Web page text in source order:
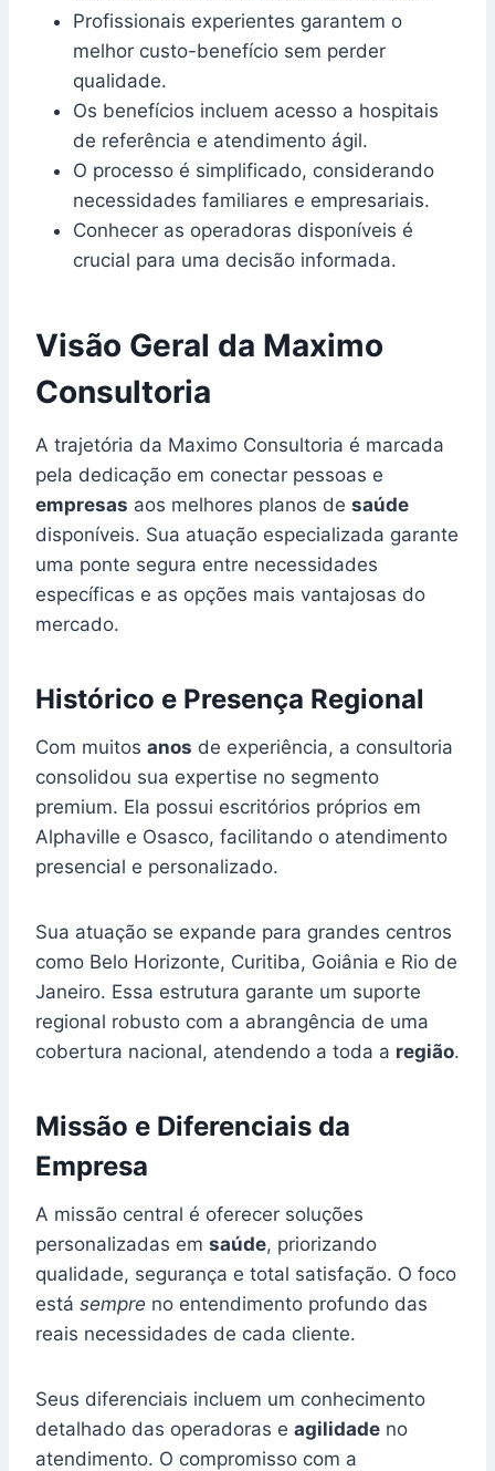
Profissionais experientes garantem o
melhor custo-benefício sem perder
qualidade.
Os benefícios incluem acesso a hospitais
de referência e atendimento ágil.
O processo é simplificado, considerando
necessidades familiares e empresariais.
Conhecer as operadoras disponíveis é
crucial para uma decisão informada.
Visão Geral da Maximo
Consultoria
A trajetória da Maximo Consultoria é marcada
pela dedicação em conectar pessoas e
empresas aos melhores planos de saúde
disponíveis. Sua atuação especializada garante
uma ponte segura entre necessidades
específicas e as opções mais vantajosas do
mercado.
Histórico e Presença Regional
Com muitos anos de experiência, a consultoria
consolidou sua expertise no segmento
premium. Ela possui escritórios próprios em
Alphaville e Osasco, facilitando o atendimento
presencial e personalizado.
Sua atuação se expande para grandes centros
como Belo Horizonte, Curitiba, Goiânia e Rio de
Janeiro. Essa estrutura garante um suporte
regional robusto com a abrangência de uma
cobertura nacional, atendendo a toda a região.
Missão e Diferenciais da
Empresa
A missão central é oferecer soluções
personalizadas em saúde, priorizando
qualidade, segurança e total satisfação. O foco
está sempre no entendimento profundo das
reais necessidades de cada cliente.
Seus diferenciais incluem um conhecimento
detalhado das operadoras e agilidade no
atendimento. O compromisso com a